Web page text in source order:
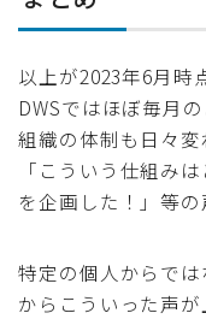
以上が2023年6月時
DWSではほぼ毎月
組織の体制も日々
「こういう仕組み
を企画した！」等の
特定の個人からで
からこういった声